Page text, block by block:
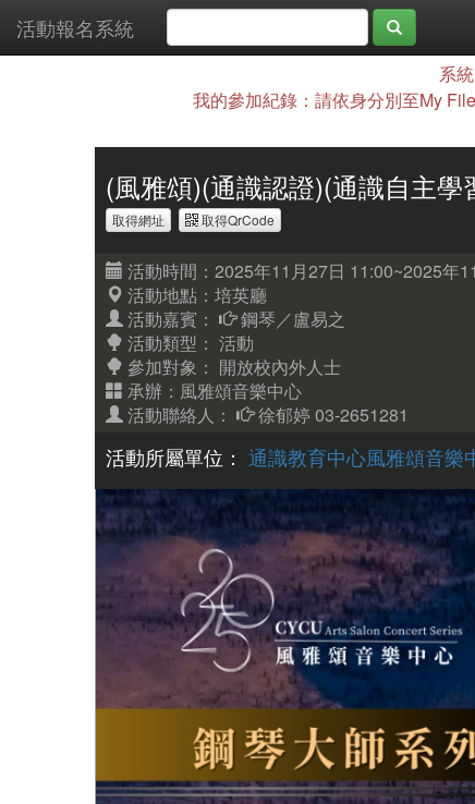
活動報名系統
系
我的參加紀錄：請依身分別至My
(風雅頌)(通識認證)(通識自主學
取得網址
取得QrCode
活動時間：2025年11月27日 11:00~2025年
活動地點：培英廳
活動嘉賓：
鋼琴／盧易之
活動類型： 活動
參加對象： 開放校內外人士
承辦：風雅頌音樂中心
活動聯絡人：
徐郁婷 03-2651281
活動所屬單位： 通識教育中心風雅頌音樂